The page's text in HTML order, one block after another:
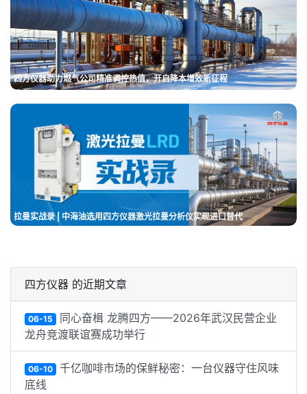
四方仪器助力燃气公司精准调控热值，开启降本增效新征程
拉曼实战录 | 中海油选用四方仪器激光拉曼分析仪实现进口替代
四方仪器 的近期文章
06-15 同心奋楫 龙腾四方——2026年武汉民营企业
龙舟竞渡联谊赛成功举行
06-10 千亿咖啡市场的保鲜秘密：一台仪器守住风味
底线